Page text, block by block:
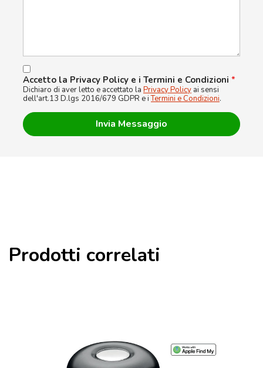
Accetto la Privacy Policy e i Termini e Condizioni *
Dichiaro di aver letto e accettato la Privacy Policy ai sensi
dell'art.13 D.lgs 2016/679 GDPR e iTermini e Condizioni.
Prodotti correlati